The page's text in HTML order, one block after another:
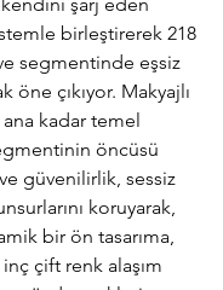
birleştirerek 218
segmentinde eşsiz
öne çıkıyor. Makyajlı
kadar temel
öncüsü
güvenilirlik, sessiz
koruyarak,
bir ön tasarıma,
çift renk alaşım